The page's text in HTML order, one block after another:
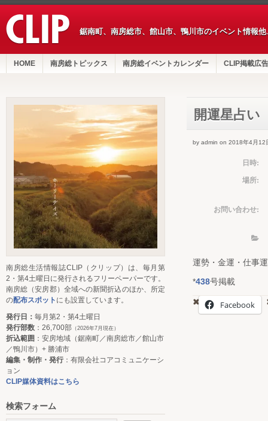
鋸南町、南房総市、館山市、鴨川市のイベント情報
HOME 南房総トピックス 南房総イベントカレンダー CLIP掲載広告
開運星占い
by admin on 2018年4月12
日時:
場所:
お問い合わせ:
運勢・金運・仕事
*438号掲載
Facebook
南房総生活情報誌CLIP（クリップ）は、毎月第
2・第4土曜日に発行されるフリーペーパーです。
南房総（安房郡）全域への新聞折込のほか、所定
の配布スポット にも設置しています。
発行日： 毎月第2・第4土曜日
発行部数 ：26,700部 （2026年7月現在）
折込範囲 ：安房地域（鋸南町／南房総市／館山市
／鴨川市）+ 勝浦市
編集・制作・発行：有限会社コアコミュニケーシ
ョン
CLIP媒体資料はこちら
検索フォーム